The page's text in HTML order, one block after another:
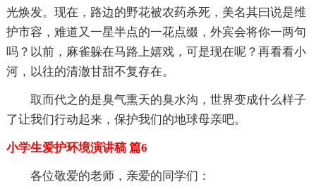
光焕发。现在，路边的野花被农药杀死，美名其曰说是维
护市容，难道又一星半点的一花点缀，外宾会将你一两句
吗？以前，麻雀躲在马路上嬉戏，可是现在呢？再看看小
河，以往的清澈甘甜不复存在。
取而代之的是臭气熏天的臭水沟，世界变成什么样子
了让我们行动起来，保护我们的地球母亲吧。
小学生爱护环境演讲稿 篇6
各位敬爱的老师，亲爱的同学们：